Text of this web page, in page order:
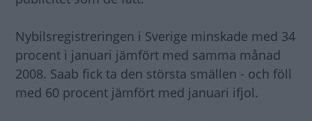
Nybilsregistreringen i Sverige minskade med 34
procent i januari jämfört med samma månad
2008. Saab fick ta den största smällen - och föll
med 60 procent jämfört med januari ifjol.